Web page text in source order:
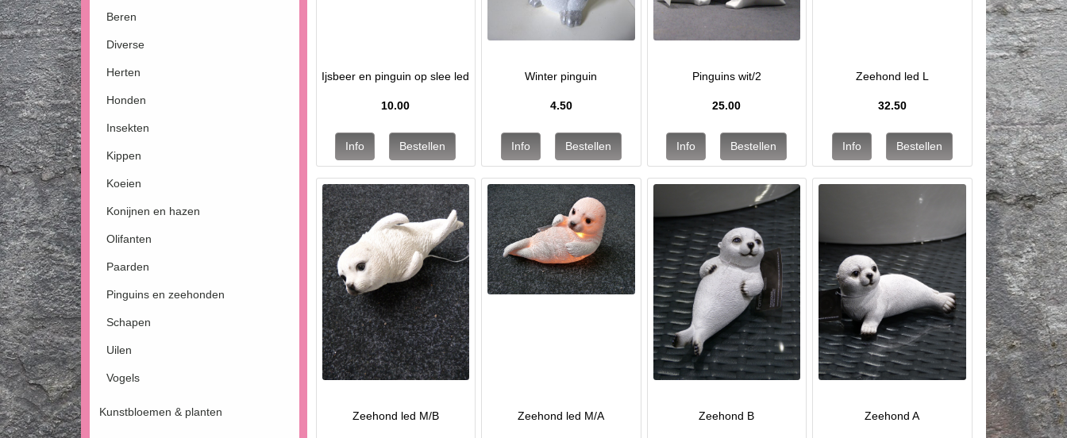
Beren
Diverse
Herten
Honden
Insekten
Kippen
Koeien
Konijnen en hazen
Olifanten
Paarden
Pinguins en zeehonden
Schapen
Uilen
Vogels
Kunstbloemen & planten
Ijsbeer en pinguin op slee led
10.00
Winter pinguin
4.50
Pinguins wit/2
25.00
Zeehond led L
32.50
Zeehond led M/B Zeehond led M/A Zeehond B Zeehond A